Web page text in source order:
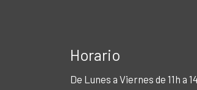
Horario
De Lunes a Viernes de 11h a